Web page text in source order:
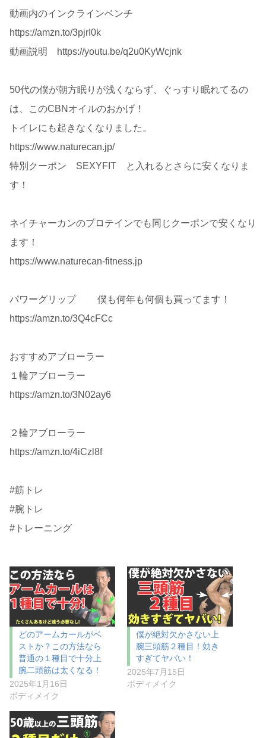
動画内のインクラインベンチ
https://amzn.to/3pjrI0k
動画説明 https://youtu.be/q2u0KyWcjnk
50代の僕が朝方眠りが浅くならず、ぐっすり眠れてるの
は、このCBNオイルのおかげ！
トイレにも起きなくなりました。
https://www.naturecan.jp/
特別クーポン SEXYFIT と入れるとさらに安くなりま
す！
ネイチャーカンのプロテインでも同じクーポンで安くなり
ます！
https://www.naturecan-fitness.jp
パワーグリップ 僕も何年も何個も買ってます！
https://amzn.to/3Q4cFCc
おすすめアブローラー
１輪アブローラー
https://amzn.to/3N02ay6
２輪アブローラー
https://amzn.to/4iCzl8f
#筋トレ
#腕トレ
#トレーニング
どのアームカールがベ
ストか？この方法なら
普通の１種目で十分上
腕二頭筋は太くなる！
2025年1月16日
ボディメイク
僕が絶対欠かさない上
腕三頭筋２種目！効き
すぎてヤバい！
2025年7月15日
ボディメイク